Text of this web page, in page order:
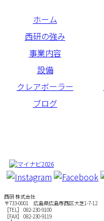
ホーム
西研の強み
事業内容
設備
クレアボーラー
ブログ
西研 株式会社
〒733-0001 広島県広島市西区大芝1-7-12
［TEL］ 082-230-9100
［FAX］ 082-230-9119